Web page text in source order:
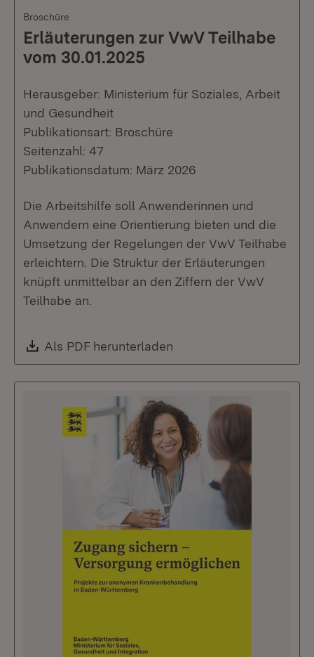
Broschüre
Erläuterungen zur VwV Teilhabe
vom 30.01.2025
Herausgeber: Ministerium für Soziales, Arbeit
und Gesundheit
Publikationsart: Broschüre
Seitenzahl: 47
Publikationsdatum: März 2026
Die Arbeitshilfe soll Anwenderinnen und
Anwendern eine Orientierung bieten und die
Umsetzung der Regelungen der VwV Teilhabe
erleichtern. Die Struktur der Erläuterungen
knüpft unmittelbar an den Ziffern der VwV
Teilhabe an.
Download:
Als PDF herunterladen